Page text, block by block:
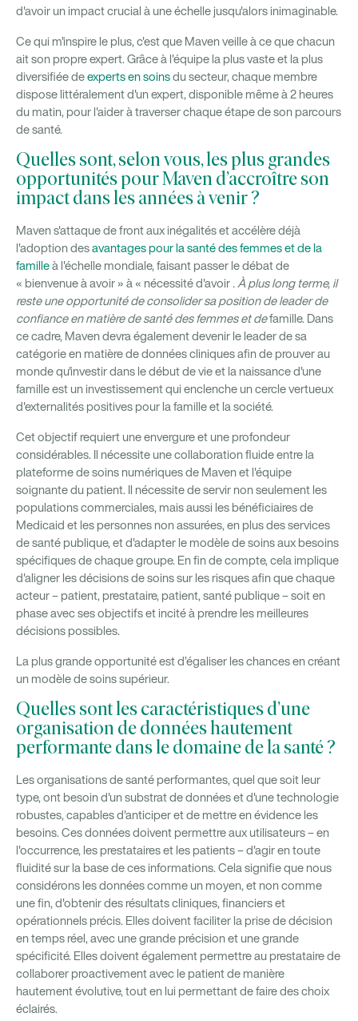
d'avoir un impact crucial à une échelle jusqu'alors inimaginable.
Ce qui m'inspire le plus, c'est que Maven veille à ce que chacun
ait son propre expert. Grâce à l'équipe la plus vaste et la plus
diversifiée deexperts en soinsdu secteur, chaque membre
dispose littéralement d'un expert, disponible même à 2 heures
du matin, pour l'aider à traverser chaque étape de son parcours
de santé.
Quelles sont, selon vous, les plus grandes
opportunités pour Maven d’accroître son
impact dans les années à venir ?
Maven s'attaque de front aux inégalités et accélère déjà
l'adoption desavantages pour la santé des femmes et de la
familleà l'échelle mondiale, faisant passer le débat de
« bienvenue à avoir » à « nécessité d'avoir . À plus long terme, il
reste une opportunité de consolider sa position de leader de
confiance en matière de santé des femmes et defamille. Dans
ce cadre, Maven devra également devenir le leader de sa
catégorie en matière de données cliniques afin de prouver au
monde qu'investir dans le début de vie et la naissance d'une
famille est un investissement qui enclenche un cercle vertueux
d'externalités positives pour la famille et la société.
Cet objectif requiert une envergure et une profondeur
considérables. Il nécessite une collaboration fluide entre la
plateforme de soins numériques de Maven et l'équipe
soignante du patient. Il nécessite de servir non seulement les
populations commerciales, mais aussi les bénéficiaires de
Medicaid et les personnes non assurées, en plus des services
de santé publique, et d'adapter le modèle de soins aux besoins
spécifiques de chaque groupe. En fin de compte, cela implique
d'aligner les décisions de soins sur les risques afin que chaque
acteur – patient, prestataire, patient, santé publique – soit en
phase avec ses objectifs et incité à prendre les meilleures
décisions possibles.
La plus grande opportunité est d’égaliser les chances en créant
un modèle de soins supérieur.
Quelles sont les caractéristiques d’une
organisation de données hautement
performante dans le domaine de la santé ?
Les organisations de santé performantes, quel que soit leur
type, ont besoin d'un substrat de données et d'une technologie
robustes, capables d'anticiper et de mettre en évidence les
besoins. Ces données doivent permettre aux utilisateurs – en
l'occurrence, les prestataires et les patients – d'agir en toute
fluidité sur la base de ces informations. Cela signifie que nous
considérons les données comme un moyen, et non comme
une fin, d'obtenir des résultats cliniques, financiers et
opérationnels précis. Elles doivent faciliter la prise de décision
en temps réel, avec une grande précision et une grande
spécificité. Elles doivent également permettre au prestataire de
collaborer proactivement avec le patient de manière
hautement évolutive, tout en lui permettant de faire des choix
éclairés.